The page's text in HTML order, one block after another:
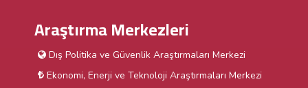
Araştırma Merkezleri
Dış Politika ve Güvenlik Araştırmaları Merkezi
Ekonomi, Enerji ve Teknoloji Araştırmaları Merkezi